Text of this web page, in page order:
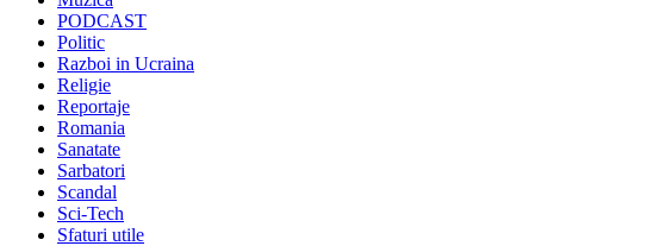
PODCAST
Politic
Razboi in Ucraina
Religie
Reportaje
Romania
Sanatate
Sarbatori
Scandal
Sci-Tech
Sfaturi utile